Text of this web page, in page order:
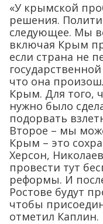
«У крымской
решения.
следующее. Мы
включая Крым
если страна не
что она
Крым. Для того,
нужно было
подорвать
Второе – мы
Крым – это
Херсон,
провести тут
реформы. И
Ростове будут
чтобы
отметил Каплин.